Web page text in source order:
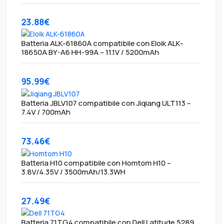
23.88€
Batteria ALK-61860A compatibile con Eloik ALK-
18650A BY-A6 HH-99A – 11.1V / 5200mAh
95.99€
Batteria JBLV107 compatibile con Jiqiang ULT113 –
7.4V / 700mAh
73.46€
Batteria H10 compatibile con Homtom H10 –
3.8V/4.35V / 3500mAh/13.3WH
27.49€